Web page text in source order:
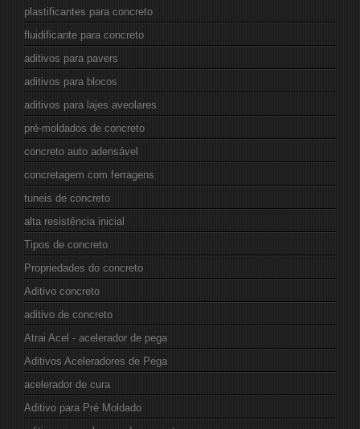
plastificantes para concreto
fluidificante para concreto
aditivos para pavers
aditivos para blocos
aditivos para lajes aveolares
pré-moldados de concreto
concreto auto adensável
concretagem com ferragens
tuneis de concreto
alta resistência inicial
Tipos de concreto
Propriedades do concreto
Aditivo concreto
aditivo de concreto
Atrai Acel - acelerador de pega
Aditivos Aceleradores de Pega
acelerador de cura
Aditivo para Pré Moldado